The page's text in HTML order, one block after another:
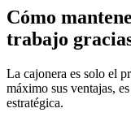
Cómo
trabajo
La cajonera es solo el
máximo sus ventajas,
estratégica.